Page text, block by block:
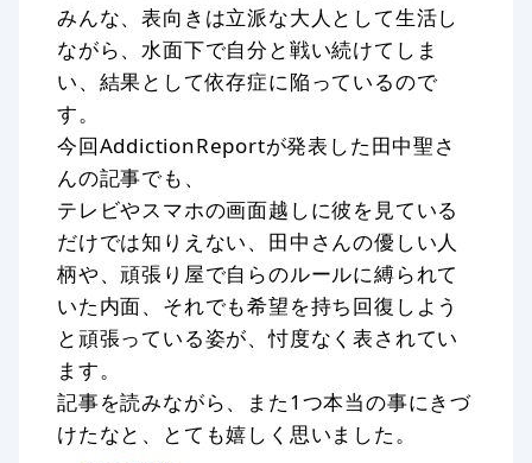
みんな、表向きは立派な大人として生活し
ながら、水面下で自分と戦い続けてしま
い、結果として依存症に陥っているので
す。
今回AddictionReportが発表した田中聖さ
んの記事でも、
テレビやスマホの画面越しに彼を見ている
だけでは知りえない、田中さんの優しい人
柄や、頑張り屋で自らのルールに縛られて
いた内面、それでも希望を持ち回復しよう
と頑張っている姿が、忖度なく表されてい
ます。
記事を読みながら、また1つ本当の事にきづ
けたなと、とても嬉しく思いました。